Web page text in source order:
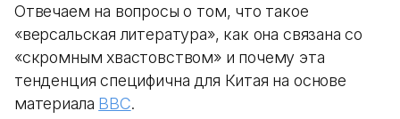
Отвечаем на вопросы о том, что такое
«версальская литература», как она связана со
«скромным хвастовством» и почему эта
тенденция специфична для Китая на основе
материала BBC.